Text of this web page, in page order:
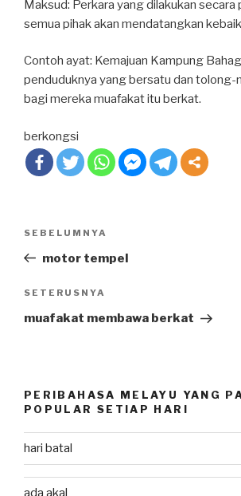
Maksud: Perkara yang dilakukan secara
semua pihak akan mendatangkan
Contoh ayat: Kemajuan Kampung
penduduknya yang bersatu dan tolong-
bagi mereka muafakat itu berkat.
berkongsi
Previous
Post
SEBELUMNYA
motor tempel
Next
Post
SETERUSNYA
muafakat membawa berkat
PERIBAHASA MELAYU YANG
POPULAR SETIAP HARI
hari batal
ada akal